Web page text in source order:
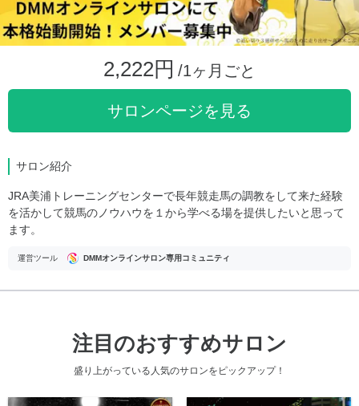
2,222円 /1ヶ月ごと
サロンページを見る
サロン紹介
JRA美浦トレーニングセンターで長年競走馬の調教をして来た経験
を活かして競馬のノウハウを１から学べる場を提供したいと思って
ます。
運営ツール DMMオンラインサロン専用コミュニティ
注目のおすすめサロン
盛り上がっている人気のサロンをピックアップ！